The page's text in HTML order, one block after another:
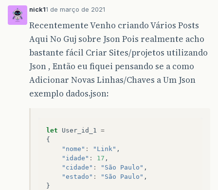
nick11 de março de 2021
Recentemente Venho criando Vários Posts
Aqui No Guj sobre Json Pois realmente acho
bastante fácil Criar Sites/projetos utilizando
Json , Então eu fiquei pensando se a como
Adicionar Novas Linhas/Chaves a Um Json
exemplo dados.json:
let User_id_1 =
{
"nome" : "Link" ,
"idade" : 17 ,
"cidade" : "São Paulo" ,
"estado" : "São Paulo" ,
}